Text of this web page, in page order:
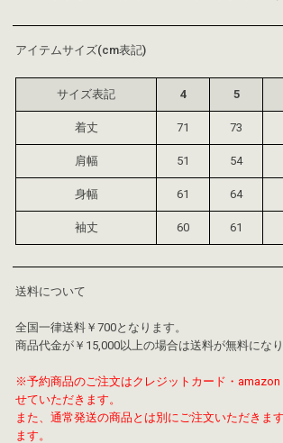
アイテムサイズ(cm表記)
サイズ表記 4 5
着丈 71 73
肩幅 51 54
身幅 61 64
袖丈 60 61
送料について
全国一律送料￥700となります。
商品代金が￥15,000以上の場合は送料が無料になり
※予約商品のご注文はクレジットカード・amazon
せていただきます。
また、通常発送の商品とは別にご注文いただきま
ます。